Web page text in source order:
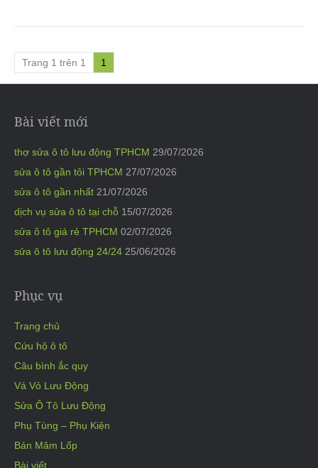
Trang 1 trên 1 1
Bài viết mới
thợ sửa ô tô lưu động TPHCM 29/07/2026
sửa ô tô gần tôi TPHCM 27/07/2026
sửa ô tô gần nhất 21/07/2026
dịch vụ sửa ô tô tại chỗ 15/07/2026
sửa ô tô giá rẻ TPHCM 02/07/2026
sửa ô tô lưu động 24/24 25/06/2026
Phục vụ
Trang chủ
Cứu hộ ô tô
Câu bình ắc quy
Vá Vỏ Lưu Động
Sửa Ô Tô Lưu Động
Phụ Tùng – Phụ Kiện
Bán Mâm Lốp
Bài viết